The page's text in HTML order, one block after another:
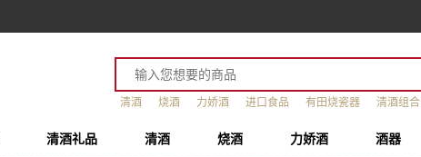
清酒 烧酒 力娇酒 进口食品 有田烧瓷器 清酒组合
清酒礼品 清酒 烧酒 力娇酒 酒器